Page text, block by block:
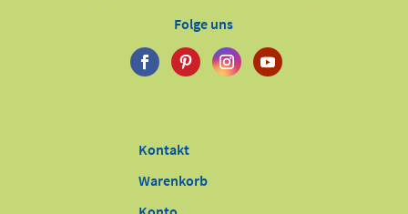
Folge uns
Kontakt
Warenkorb